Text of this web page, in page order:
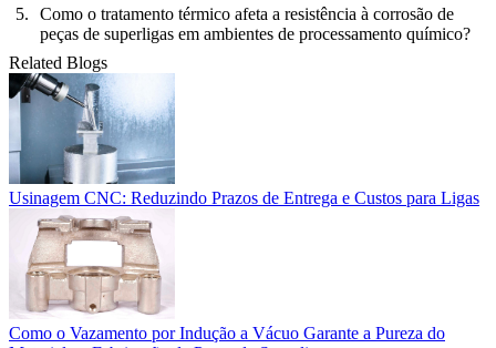
Como o tratamento térmico afeta a resistência à corrosão de
peças de superligas em ambientes de processamento químico?
Related Blogs
Usinagem CNC: Reduzindo Prazos de Entrega e Custos para Ligas
Como o Vazamento por Indução a Vácuo Garante a Pureza do